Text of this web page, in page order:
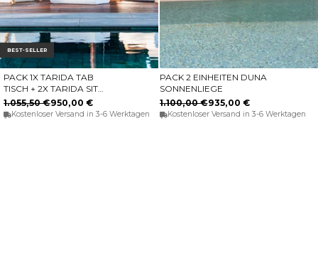
BEST-SELLER
IN DEN WARENKORB
PACK 1X TARIDA TAB
TISCH + 2X TARIDA SIT
ARMS SITZ (MIT
ARMLEHNEN)
1.055,50 €950,00 €
Kostenloser Versand in 3-6 Werktagen
IN DEN WARENKORB
PACK 2 EINHEITEN DUNA
SONNENLIEGE
1.100,00 €935,00 €
Kostenloser Versand in 3-6 Werktagen